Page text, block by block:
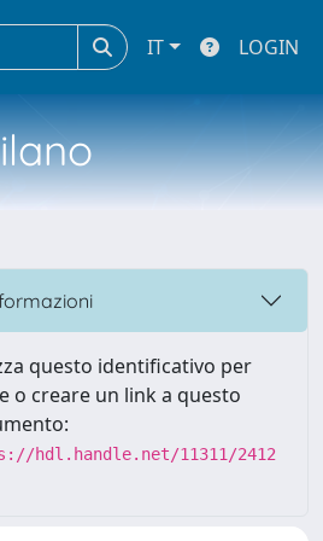
IT LOGIN
questo identificativo per
o creare un link a questo
hdl.handle.net/11311/2412